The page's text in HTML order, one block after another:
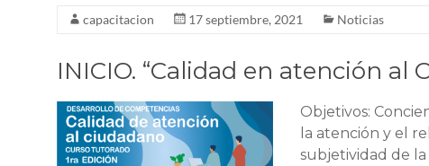
capacitacion 17 septiembre, 2021 Noticias
INICIO. “Calidad en atención al
Objetivos:
la atención y el
subjetividad de